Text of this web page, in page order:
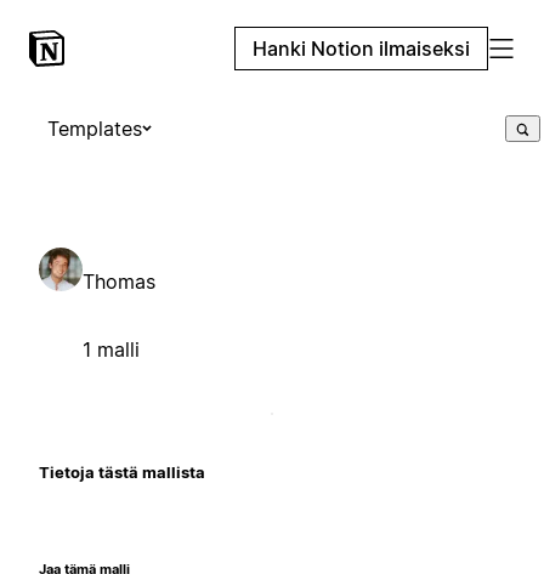
Hanki Notion ilmaiseksi
Templates
Thomas
1 malli
Tietoja tästä mallista
Jaa tämä malli